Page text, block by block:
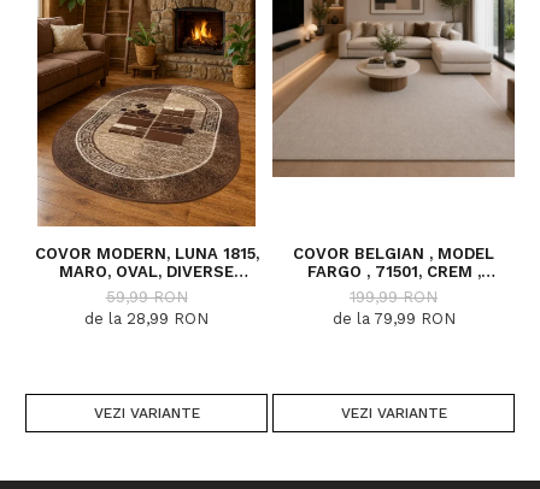
COVOR MODERN, LUNA 1815,
MARO, OVAL, DIVERSE
DIMENSIUNI, 1300 GR/MP
59,99 RON
de la 28,99 RON
VEZI VARIANTE
COVOR BELGIAN , MODEL
FARGO , 71501, CREM ,
DIVERSE DIMENSIUNI
199,99 RON
de la 79,99 RON
VEZI VARIANTE